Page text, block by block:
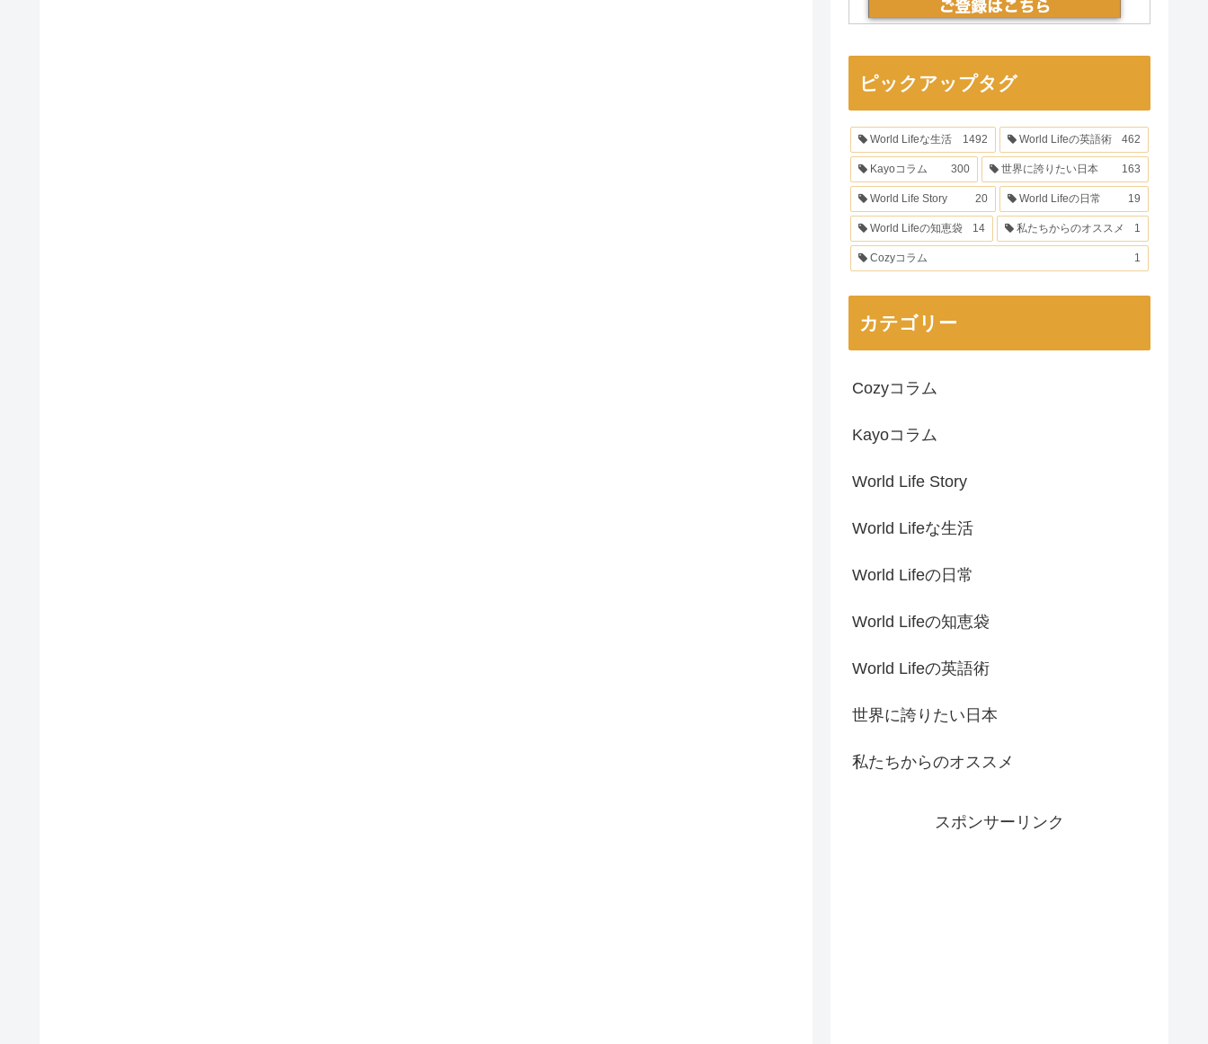
ピックアップタグ
World Lifeな生活 1492 World Lifeの英語術 462
Kayoコラム 300 世界に誇りたい日本 163
World Life Story 20 World Lifeの日常 19
World Lifeの知恵袋 14 私たちからのオススメ 1
Cozyコラム 1
カテゴリー
Cozyコラム
Kayoコラム
World Life Story
World Lifeな生活
World Lifeの日常
World Lifeの知恵袋
World Lifeの英語術
世界に誇りたい日本
私たちからのオススメ
スポンサーリンク